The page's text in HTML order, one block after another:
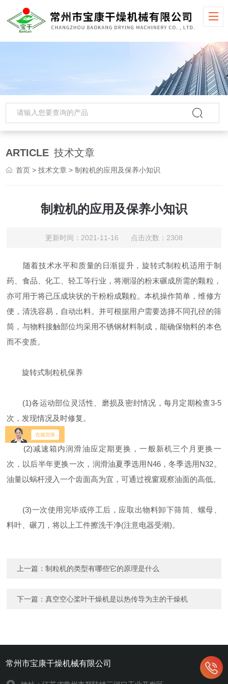
ARTICLE 技术文章
首页 >技术文章 > 制粒机的应用及保养小知识
制粒机的应用及保养小知识
更新时间：2021-11-16 点击次数：2308
随着技术水平和质量的日渐提升，旋转式制粒机适用于制
药、食品、化工、轻工等行业，将潮湿的粉末碾成所需的颗粒，
亦可用于将已压成块状的干粉粉成颗粒。本机操作简单，维修方
便，清洗容易，自动出料。并可根据用户需要选择不同孔径的筛
筒，与物料接触部位均采用不锈钢材料制成，能确保物料的本色
而不变质。
旋转式制粒机保养
(1)各运动部位灵活性、磨损及密封情况，每月定期检查3-5
次，发现情况及时修复。
(2)减速箱内润滑油应定期更换，一般新机三个月更换一
次，以后半年更换一次，润滑油夏季选用N46，冬季选用N32。
油量以蜗杆浸入一个齿面高为宜，可通过视窗观察油面的高低。
(3)一次使用完毕或停工后，应取出物料卸下筛筒、螺母、
料叶、碾刀，将以上工件擦洗干净(注意电器受潮)。
上一篇：制粒机的类型有哪些它的原理是什么
下一篇：真空空心桨叶干燥机是以热传导为主的干燥机
常州市宝康干燥机械有限公司